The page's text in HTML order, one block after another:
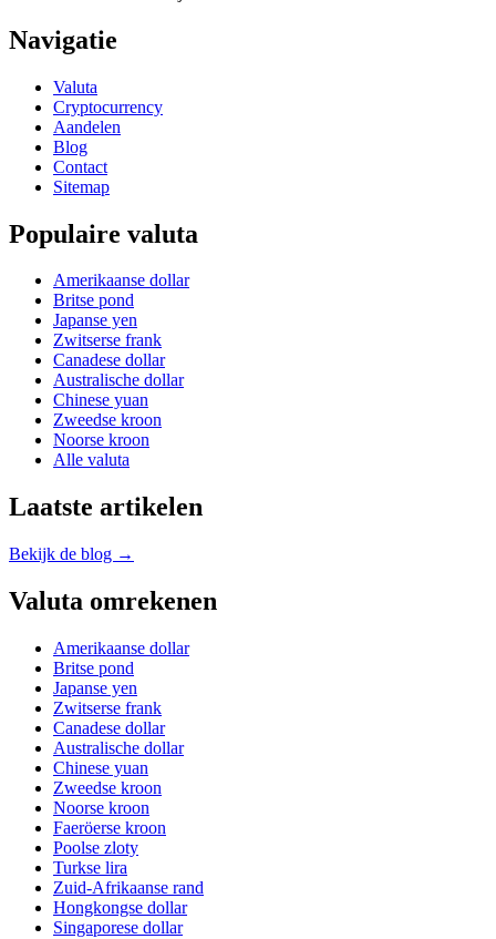
Navigatie
Valuta
Cryptocurrency
Aandelen
Blog
Contact
Sitemap
Populaire valuta
Amerikaanse dollar
Britse pond
Japanse yen
Zwitserse frank
Canadese dollar
Australische dollar
Chinese yuan
Zweedse kroon
Noorse kroon
Alle valuta
Laatste artikelen
Bekijk de blog →
Valuta omrekenen
Amerikaanse dollar
Britse pond
Japanse yen
Zwitserse frank
Canadese dollar
Australische dollar
Chinese yuan
Zweedse kroon
Noorse kroon
Faeröerse kroon
Poolse zloty
Turkse lira
Zuid-Afrikaanse rand
Hongkongse dollar
Singaporese dollar